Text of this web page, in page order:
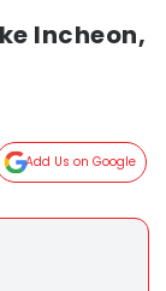
Incheon,
Add Us on Google